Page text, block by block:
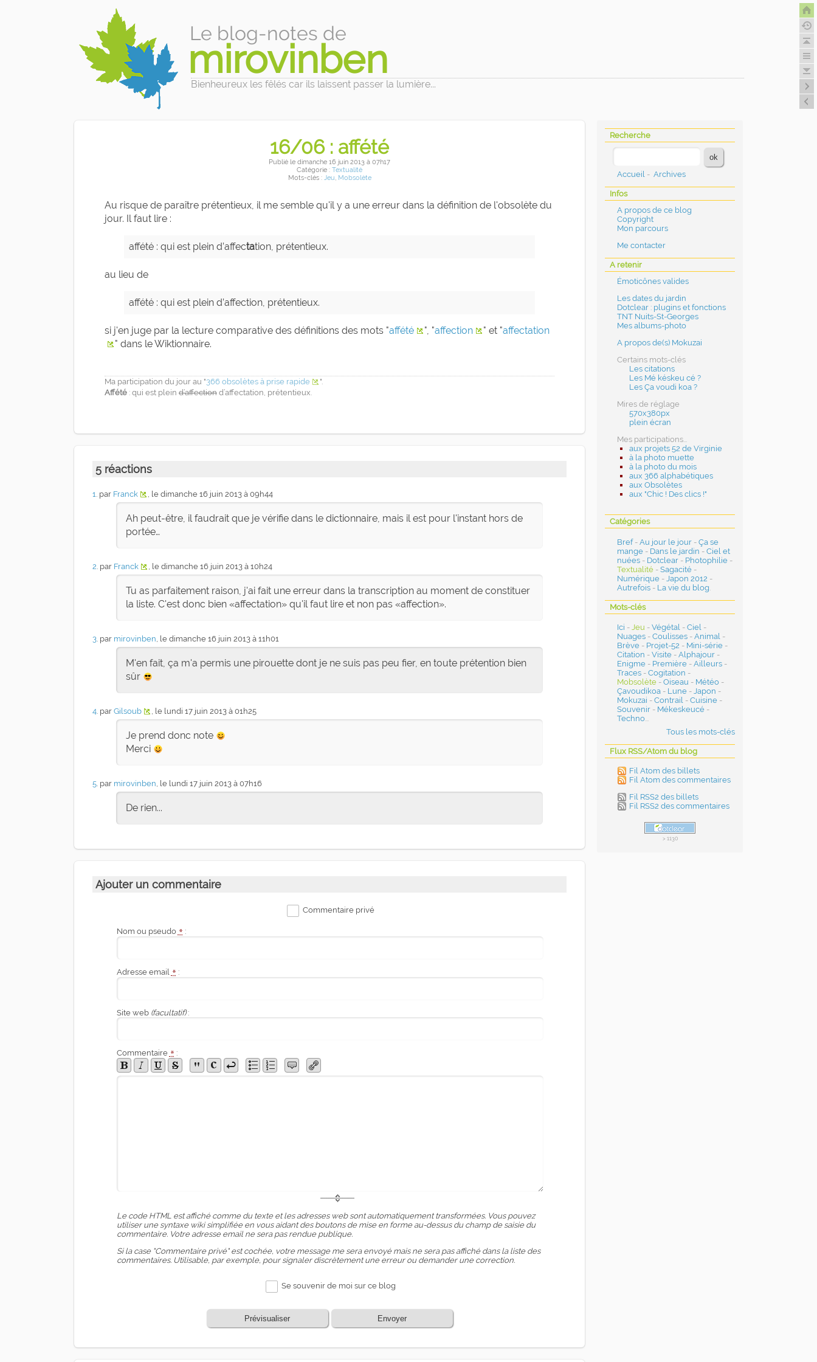
Le blog-notes de
mirovinben
Bienheureux les fêlés car ils laissent passer la lumière...
16/06 : affété
Publié le dimanche 16 juin 2013 à 07h17
Catégorie : Textualité
Mots-clés : Jeu, Mobsolète
Au risque de paraître prétentieux, il me semble qu'il y a une erreur dans la définition de l'obsolète du
jour. Il faut lire :
affété : qui est plein d’affectation, prétentieux.
au lieu de
affété : qui est plein d’affection, prétentieux.
si j'en juge par la lecture comparative des définitions des mots "affété ", "affection " et "affectation
" dans le Wiktionnaire.
Ma participation du jour au "366 obsolètes à prise rapide
".
Affété : qui est plein d’affection d’affectation, prétentieux.
5 réactions
1 . par Franck , le dimanche 16 juin 2013 à 09h44
Ah peut-être, il faudrait que je vérifie dans le dictionnaire, mais il est pour l'instant hors de
portée…
2 . par Franck , le dimanche 16 juin 2013 à 10h24
Tu as parfaitement raison, j'ai fait une erreur dans la transcription au moment de constituer
la liste. C'est donc bien
affectation qu'il faut lire et non pas affection .
3 . par mirovinben , le dimanche 16 juin 2013 à 11h01
M'en fait, ça m'a permis une pirouette dont je ne suis pas peu fier, en toute prétention bien
sûr
4 . par Gilsoub , le lundi 17 juin 2013 à 01h25
Je prend donc note
Merci
5 . par mirovinben , le lundi 17 juin 2013 à 07h16
De rien...
Ajouter un commentaire
Commentaire privé
Nom ou pseudo * :
Adresse email * :
Site web (facultatif):
Commentaire * :
Le code HTML est affiché comme du texte et les adresses web sont automatiquement transformées. Vous pouvez
utiliser une syntaxe wiki simplifiée en vous aidant des boutons de mise en forme au-dessus du champ de saisie du
commentaire. Votre adresse email ne sera pas rendue publique.
Si la case "Commentaire privé" est cochée, votre message me sera envoyé mais ne sera pas affiché dans la liste des
commentaires. Utilisable, par exemple, pour signaler discrètement une erreur ou demander une correction.
Se souvenir de moi sur ce blog
Prévisualiser Envoyer
Recherche
Accueil - Archives
Infos
A propos de ce blog
Copyright
Mon parcours
Me contacter
A retenir
Émoticônes valides
Les dates du jardin
Dotclear : plugins et fonctions
TNT Nuits-St-Georges
Mes albums-photo
A propos de(s) Mokuzai
Certains mots-clés
Les citations
Les Mé késkeu cé ?
Les Ça voudi koa ?
Mires de réglage
570x380px
plein écran
Mes participations...
aux projets 52 de Virginie
à la photo muette
à la photo du mois
aux 366 alphabétiques
aux Obsolètes
aux "Chic ! Des clics !"
Catégories
Bref- Au jour le jour - Ça se
mange - Dans le jardin - Ciel et
nuées - Dotclear - Photophilie -
Textualité - Sagacité -
Numérique - Japon 2012 -
Autrefois - La vie du blog
Mots-clés
Ici - Jeu - Végétal - Ciel -
Nuages - Coulisses - Animal -
Brève - Projet-52 - Mini-série -
Citation - Visite - Alphajour -
Enigme - Première - Ailleurs -
Traces - Cogitation -
Mobsolète - Oiseau - Météo -
Çavoudikoa - Lune - Japon -
Mokuzai - Contrail - Cuisine -
Souvenir - Mékeskeucé -
Techno...
Tous les mots-clés
Flux RSS/Atom du blog
Fil Atom des billets
Fil Atom des commentaires
Fil RSS2 des billets
Fil RSS2 des commentaires